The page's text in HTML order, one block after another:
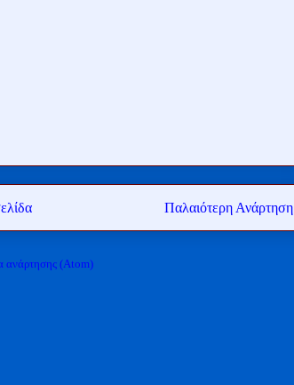
Παλαιότερη Ανάρτηση
ανάρτησης (Atom)